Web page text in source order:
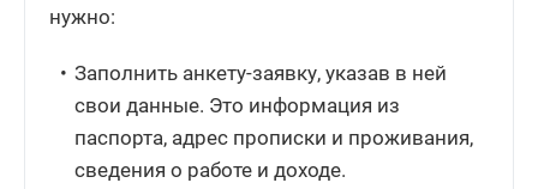
нужно:
Заполнить анкету-заявку, указав в ней
свои данные. Это информация из
паспорта, адрес прописки и проживания,
сведения о работе и доходе.